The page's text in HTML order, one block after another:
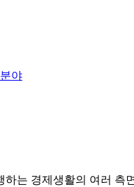
야
하는 경제생활의 여러 측